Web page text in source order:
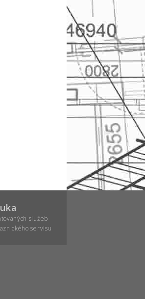
služeb
servisu